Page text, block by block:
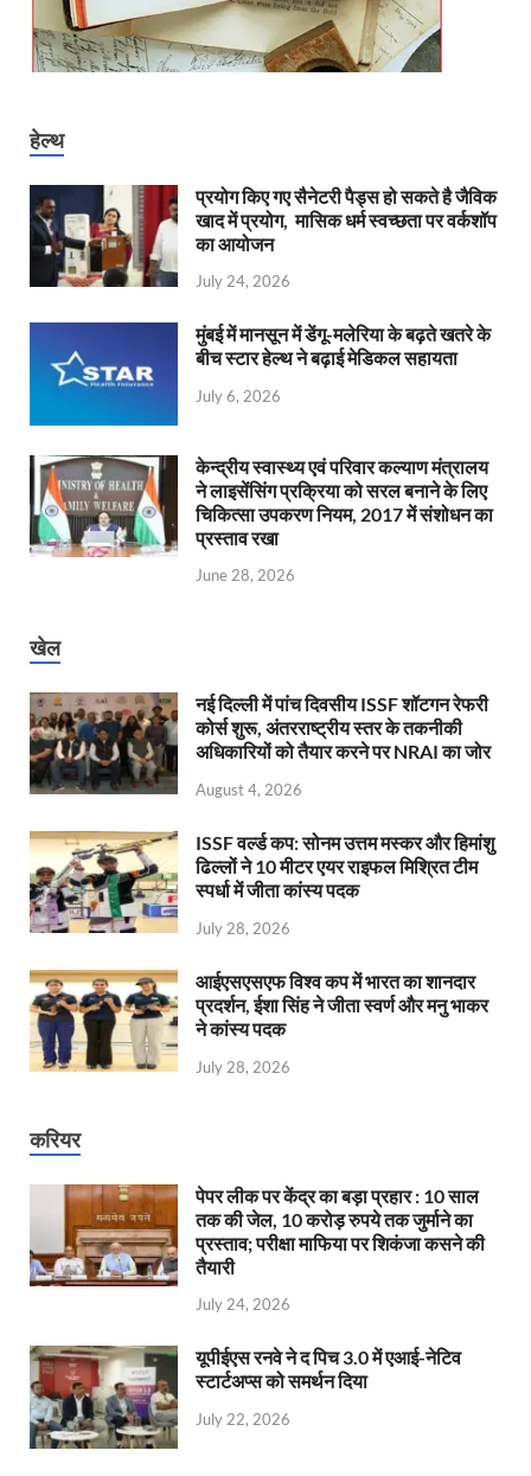
हेल्थ
प्रयोग किए गए सैनेटरी पैड्स हो सकते है जैविक
खाद में प्रयोग, मासिक धर्म स्वच्छता पर वर्कशॉप
का आयोजन
July 24, 2026
मुंबई में मानसून में डेंगू-मलेरिया के बढ़ते खतरे के
बीच स्टार हेल्थ ने बढ़ाई मेडिकल सहायता
July 6, 2026
केन्‍द्रीय स्वास्थ्य एवं परिवार कल्याण मंत्रालय
ने लाइसेंसिंग प्रक्रिया को सरल बनाने के लिए
चिकित्सा उपकरण नियम, 2017 में संशोधन का
प्रस्ताव रखा
June 28, 2026
खेल
नई दिल्ली में पांच दिवसीय ISSF शॉटगन रेफरी
कोर्स शुरू, अंतरराष्ट्रीय स्तर के तकनीकी
अधिकारियों को तैयार करने पर NRAI का जोर
August 4, 2026
ISSF वर्ल्ड कप: सोनम उत्तम मस्कर और हिमांशु
ढिल्लों ने 10 मीटर एयर राइफल मिश्रित टीम
स्पर्धा में जीता कांस्य पदक
July 28, 2026
आईएसएसएफ विश्व कप में भारत का शानदार
प्रदर्शन, ईशा सिंह ने जीता स्वर्ण और मनु भाकर
ने कांस्य पदक
July 28, 2026
करियर
पेपर लीक पर केंद्र का बड़ा प्रहार : 10 साल
तक की जेल, 10 करोड़ रुपये तक जुर्माने का
प्रस्ताव; परीक्षा माफिया पर शिकंजा कसने की
तैयारी
July 24, 2026
यूपीईएस रनवे ने द पिच 3.0 में एआई-नेटिव
स्टार्टअप्स को समर्थन दिया
July 22, 2026